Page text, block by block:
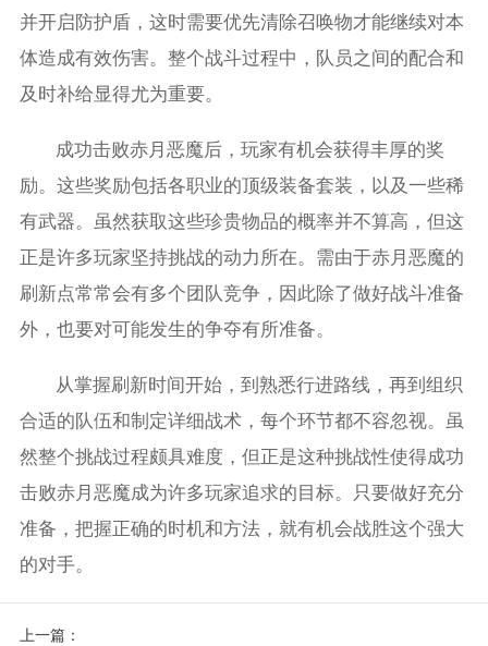
并开启防护盾，这时需要优先清除召唤物才能继续对本
体造成有效伤害。整个战斗过程中，队员之间的配合和
及时补给显得尤为重要。
成功击败赤月恶魔后，玩家有机会获得丰厚的奖
励。这些奖励包括各职业的顶级装备套装，以及一些稀
有武器。虽然获取这些珍贵物品的概率并不算高，但这
正是许多玩家坚持挑战的动力所在。需由于赤月恶魔的
刷新点常常会有多个团队竞争，因此除了做好战斗准备
外，也要对可能发生的争夺有所准备。
从掌握刷新时间开始，到熟悉行进路线，再到组织
合适的队伍和制定详细战术，每个环节都不容忽视。虽
然整个挑战过程颇具难度，但正是这种挑战性使得成功
击败赤月恶魔成为许多玩家追求的目标。只要做好充分
准备，把握正确的时机和方法，就有机会战胜这个强大
的对手。
上一篇：